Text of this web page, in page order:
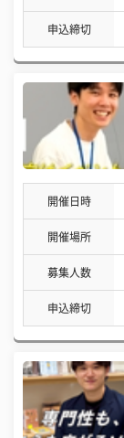
申込締切
開催日時
開催場所
募集人数
申込締切